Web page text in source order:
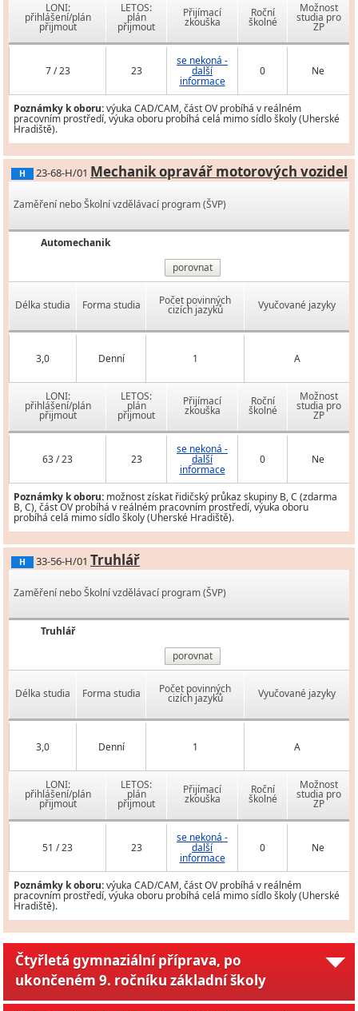
LONI:
přihlášení/plán
přijmout
LETOS:
plán
přijmout
Přijímací
zkouška
Roční
školné
Možnost
studia pro
ZP
7 / 23 23
se nekoná -
další
informace
0 Ne
Poznámky k oboru:výuka CAD/CAM, část OV probíhá v reálném
pracovním prostředí, výuka oboru probíhá celá mimo sídlo školy (Uherské
Hradiště).
H 23-68-H/01 Mechanik opravář motorových vozidel
Zaměření nebo Školní vzdělávací program (ŠVP)
Automechanik
porovnat
Délka studia Forma studia Počet povinných
cizích jazyků Vyučované jazyky
3,0 Denní 1 A
LONI:
přihlášení/plán
přijmout
LETOS:
plán
přijmout
Přijímací
zkouška
Roční
školné
Možnost
studia pro
ZP
63 / 23 23
se nekoná -
další
informace
0 Ne
Poznámky k oboru: možnost získat řidičský průkaz skupiny B, C (zdarma
B, C), část OV probíhá v reálném pracovním prostředí, výuka oboru
probíhá celá mimo sídlo školy (Uherské Hradiště).
H 33-56-H/01 Truhlář
Zaměření nebo Školní vzdělávací program (ŠVP)
Truhlář
porovnat
Délka studia Forma studia Počet povinných
cizích jazyků Vyučované jazyky
3,0 Denní 1 A
LONI:
přihlášení/plán
přijmout
LETOS:
plán
přijmout
Přijímací
zkouška
Roční
školné
Možnost
studia pro
ZP
51 / 23 23
se nekoná -
další
informace
0 Ne
Poznámky k oboru:výuka CAD/CAM, část OV probíhá v reálném
pracovním prostředí, výuka oboru probíhá celá mimo sídlo školy (Uherské
Hradiště).
Čtyřletá gymnaziální příprava, po
ukončeném 9. ročníku základní školy